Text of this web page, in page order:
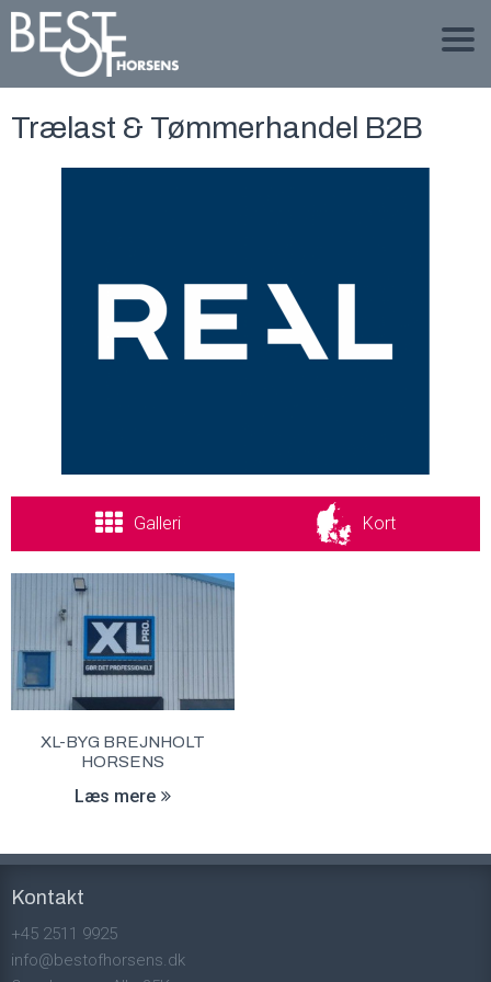
Trælast & Tømmerhandel B2B
Galleri Kort
XL-BYG BREJNHOLT
HORSENS
Læs mere
Kontakt
+45 2511 9925
info@bestofhorsens.dk